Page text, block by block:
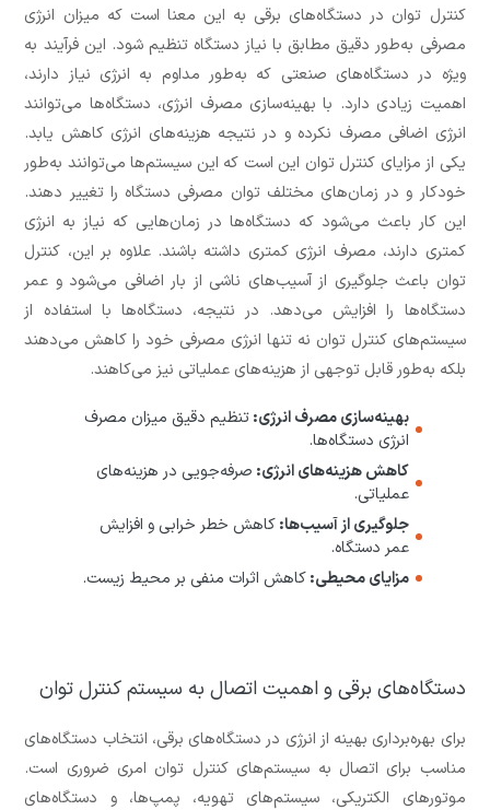
کنترل توان در دستگاه‌های برقی به این معنا است که میزان انرژی
مصرفی به‌طور دقیق مطابق با نیاز دستگاه تنظیم شود. این فرآیند به
ویژه در دستگاه‌های صنعتی که به‌طور مداوم به انرژی نیاز دارند،
اهمیت زیادی دارد. با بهینه‌سازی مصرف انرژی، دستگاه‌ها می‌توانند
انرژی اضافی مصرف نکرده و در نتیجه هزینه‌های انرژی کاهش یابد.
یکی از مزایای کنترل توان این است که این سیستم‌ها می‌توانند به‌طور
خودکار و در زمان‌های مختلف توان مصرفی دستگاه را تغییر دهند.
این کار باعث می‌شود که دستگاه‌ها در زمان‌هایی که نیاز به انرژی
کمتری دارند، مصرف انرژی کمتری داشته باشند. علاوه بر این، کنترل
توان باعث جلوگیری از آسیب‌های ناشی از بار اضافی می‌شود و عمر
دستگاه‌ها را افزایش می‌دهد. در نتیجه، دستگاه‌ها با استفاده از
سیستم‌های کنترل توان نه تنها انرژی مصرفی خود را کاهش می‌دهند
بلکه به‌طور قابل توجهی از هزینه‌های عملیاتی نیز می‌کاهند.
بهینه‌سازی مصرف انرژی:تنظیم دقیق میزان مصرف
انرژی دستگاه‌ها.
کاهش هزینه‌های انرژی: صرفه‌جویی در هزینه‌های
عملیاتی.
جلوگیری از آسیب‌ها:کاهش خطر خرابی و افزایش
عمر دستگاه.
مزایای محیطی:کاهش اثرات منفی بر محیط زیست.
دستگاه‌های برقی و اهمیت اتصال به سیستم کنترل توان
برای بهره‌برداری بهینه از انرژی در دستگاه‌های برقی، انتخاب دستگاه‌های
مناسب برای اتصال به سیستم‌های کنترل توان امری ضروری است.
موتورهای الکتریکی، سیستم‌های تهویه، پمپ‌ها، و دستگاه‌های